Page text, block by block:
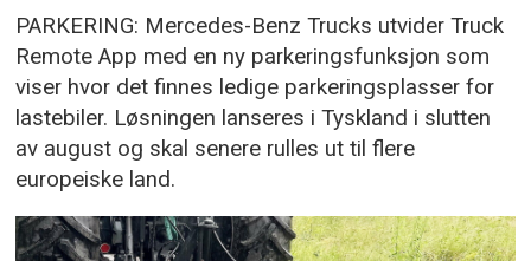
PARKERING: Mercedes-Benz Trucks utvider Truck
Remote App med en ny parkeringsfunksjon som
viser hvor det finnes ledige parkeringsplasser for
lastebiler. Løsningen lanseres i Tyskland i slutten
av august og skal senere rulles ut til flere
europeiske land.